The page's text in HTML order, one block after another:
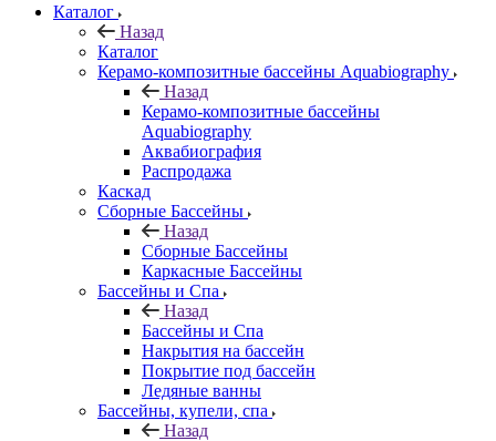
Каталог
Назад
Каталог
Керамо-композитные бассейны Aquabiography
Назад
Керамо-композитные бассейны
Aquabiography
Аквабиография
Распродажа
Каскад
Сборные Бассейны
Назад
Сборные Бассейны
Каркасные Бассейны
Бассейны и Спа
Назад
Бассейны и Спа
Накрытия на бассейн
Покрытие под бассейн
Ледяные ванны
Бассейны, купели, спа
Назад